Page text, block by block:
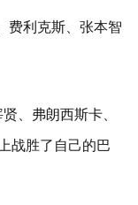
费利克斯、张本智
、弗朗西斯卡、
战胜了自己的巴